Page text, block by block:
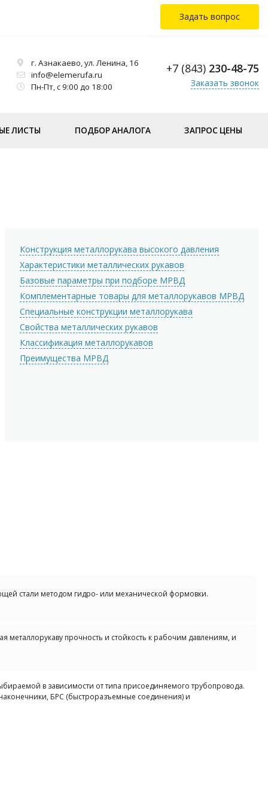
Задать вопрос
г. Азнакаево, ул. Ленина, 16
info@elemerufa.ru
Пн-Пт, с 9:00 до 18:00
+7 (843) 230-48-75
Заказать звонок
ЛИСТЫ ПОДБОР АНАЛОГА ЗАПРОС ЦЕНЫ
Конструкция металлорукава высокого давления
Характеристики металлических рукавов
Базовые параметры при подборе МРВД
Комплементарные товары для металлорукавов МРВД
Специальные конструкции металлорукава
Свойства металлических рукавов
Классификация металлорукавов
Преимущества МРВД
стали методом гидро- или механической формовки.
прочность и стойкость к рабочим давлениям, и
в зависимости от типа присоединяемого трубопровода.
БРС (быстроразъемные соединения) и